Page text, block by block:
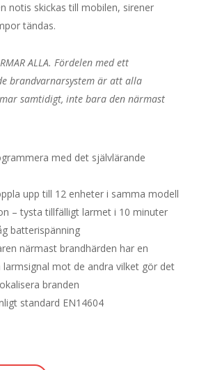
notis skickas till mobilen, sirener
tändas.
ALLA. Fördelen med ett
brandvarnarsystem är att alla
samtidigt, inte bara den närmast
med det självlärande
upp till 12 enheter i samma modell
– tysta tillfälligt larmet i 10 minuter
batterispänning
närmast brandhärden har en
larmsignal mot de andra vilket gör det
branden
standard EN14604